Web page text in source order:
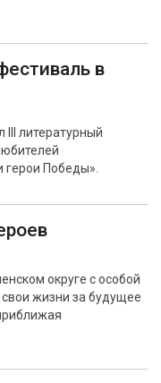
в
III литературный
герои Победы».
округе с особой
жизни за будущее